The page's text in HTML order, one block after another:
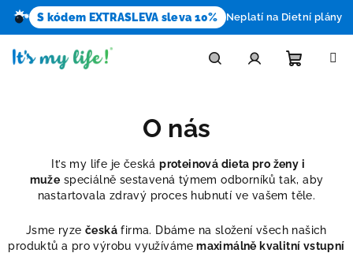
S kódem EXTRASLEVA sleva 10% Neplatí na Dietní plány
O nás
It’s my life je česká proteinová dieta pro ženy i
muže speciálně sestavená týmem odborníků tak, aby
nastartovala zdravý proces hubnutí ve vašem těle.
Jsme ryzečeská firma. Dbáme na složení všech našich
produktů a pro výrobu využíváme maximálně kvalitní vstupní